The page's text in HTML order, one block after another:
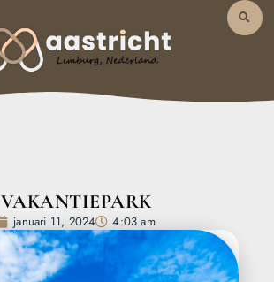
VAKANTIEPARK
januari 11, 2024 4:03 am